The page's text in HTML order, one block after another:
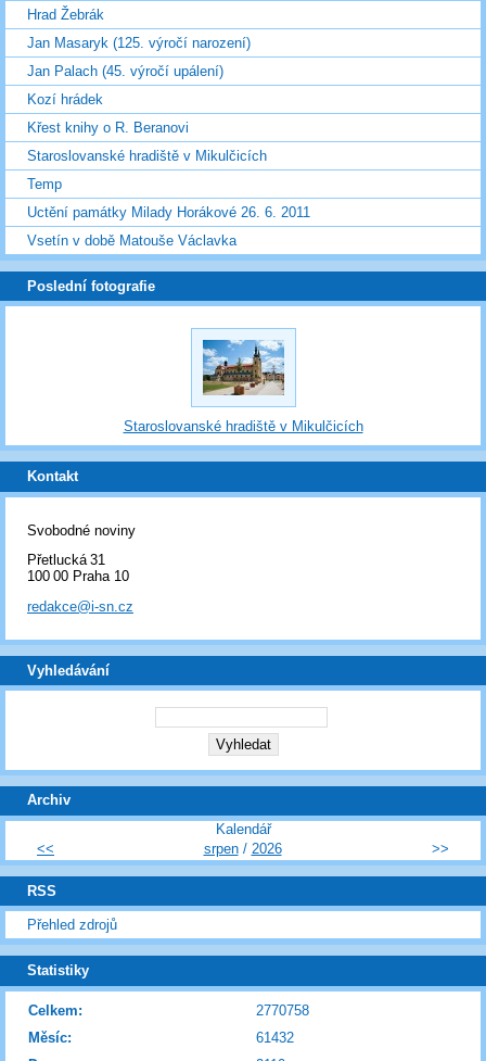
Hrad Žebrák
Jan Masaryk (125. výročí narození)
Jan Palach (45. výročí upálení)
Kozí hrádek
Křest knihy o R. Beranovi
Staroslovanské hradiště v Mikulčicích
Temp
Uctění památky Milady Horákové 26. 6. 2011
Vsetín v době Matouše Václavka
Poslední fotografie
Staroslovanské hradiště v Mikulčicích
Kontakt
Svobodné noviny
Přetlucká 31
100 00 Praha 10
redakce@i-sn.cz
Vyhledávání
Archiv
Kalendář
<<
srpen/ 2026 >>
RSS
Přehled zdrojů
Statistiky
Celkem:
2770758
Měsíc:
61432